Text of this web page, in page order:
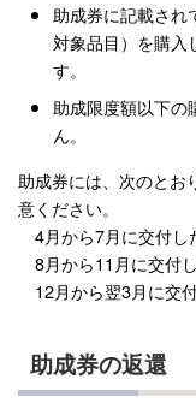
助成券に記載され
対象品目）を購入
す。
助成限度額以下の
ん。
助成券には、次のとお
意ください。
4月から7月に交付し
8月から11月に交付
12月から翌3月に交
助成券の返還